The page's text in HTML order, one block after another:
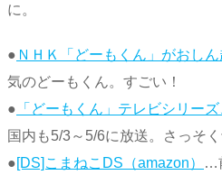
に。
● ＮＨＫ「どーもくん」がおし
気のどーもくん。すごい！
● 「どーもくん」テレビシリー
国内も5/3～5/6に放送。さっそく
●[DS]こまねこDS（amazon）
…